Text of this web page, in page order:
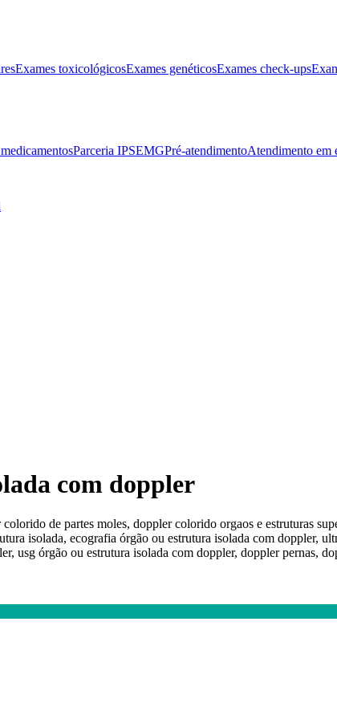
Exames toxicológicosExames genéticosExames check-ups
Parceria IPSEMGPré-atendimentoAtendimento em
com doppler
de partes moles, doppler colorido orgaos e estruturas
isolada, ecografia órgão ou estrutura isolada com doppler,
usg órgão ou estrutura isolada com doppler, doppler pernas,